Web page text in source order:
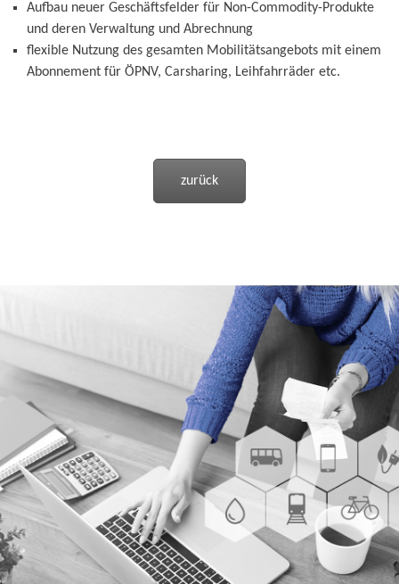
Aufbau neuer Geschäftsfelder für Non-Commodity-Produkte
und deren Verwaltung und Abrechnung
flexible Nutzung des gesamten Mobilitätsangebots mit einem
Abonnement für ÖPNV, Carsharing, Leihfahrräder etc.
zurück